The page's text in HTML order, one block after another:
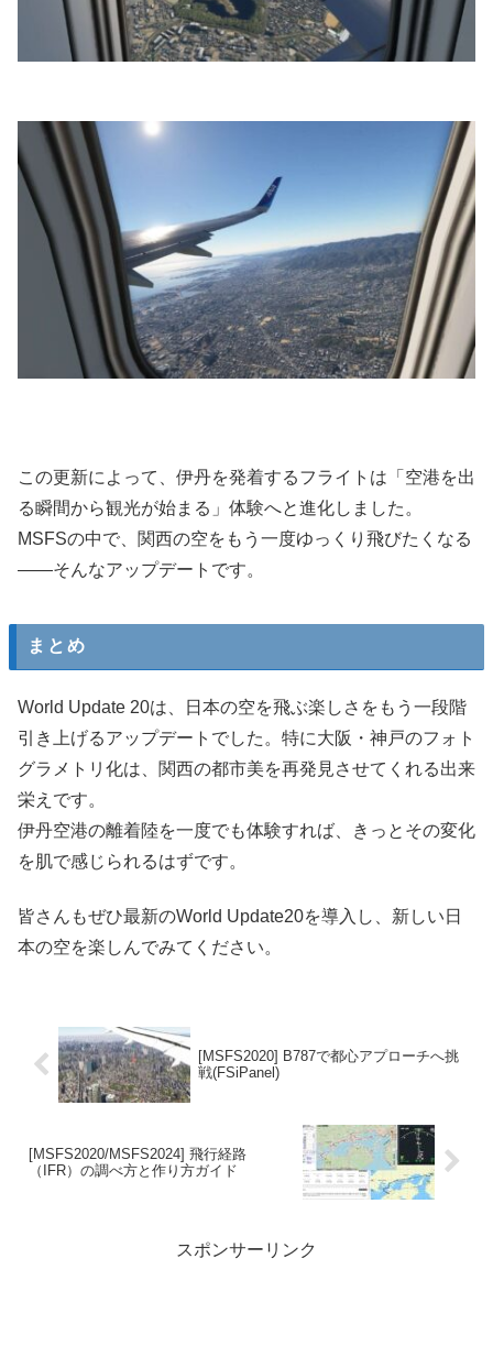
この更新によって、伊丹を発着するフライトは「空港を出
る瞬間から観光が始まる」体験へと進化しました。
MSFSの中で、関西の空をもう一度ゆっくり飛びたくなる
――そんなアップデートです。
まとめ
World Update 20は、日本の空を飛ぶ楽しさをもう一段階
引き上げるアップデートでした。特に大阪・神戸のフォト
グラメトリ化は、関西の都市美を再発見させてくれる出来
栄えです。
伊丹空港の離着陸を一度でも体験すれば、きっとその変化
を肌で感じられるはずです。
皆さんもぜひ最新のWorld Update20を導入し、新しい日
本の空を楽しんでみてください。
[MSFS2020] B787で都心アプローチへ挑
戦(FSiPanel)
[MSFS2020/MSFS2024] 飛行経路
（IFR）の調べ方と作り方ガイド
スポンサーリンク